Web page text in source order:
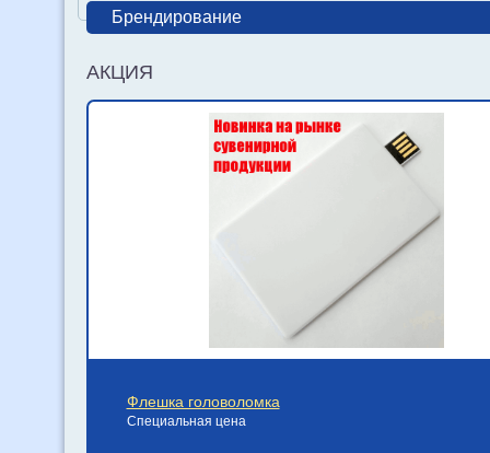
Брендирование
АКЦИЯ
Флешка головоломка
Специальная цена